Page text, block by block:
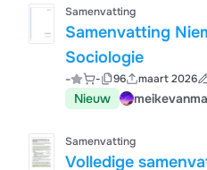
Samenvatting
Samenvatting
Sociologie
- - 96 maart 2026
Nieuw
Samenvatting
Volledige